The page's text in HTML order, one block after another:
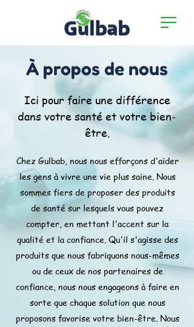
À propos de nous
Ici pour faire une différence
dans votre santé et votre bien-
être.
Chez Gulbab, nous nous efforçons d'aider
les gens à vivre une vie plus saine. Nous
sommes fiers de proposer des produits
de santé sur lesquels vous pouvez
compter, en mettant l'accent sur la
qualité et la confiance. Qu'il s'agisse des
produits que nous fabriquons nous-mêmes
ou de ceux de nos partenaires de
confiance, nous nous engageons à faire en
sorte que chaque solution que nous
proposons favorise votre bien-être. Nous